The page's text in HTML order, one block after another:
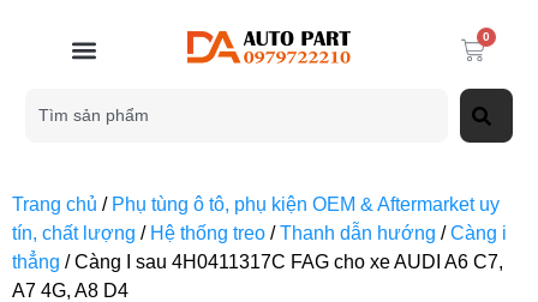
0
Trang chủ / Phụ tùng ô tô, phụ kiện OEM & Aftermarket uy
tín, chất lượng / Hệ thống treo /Thanh dẫn hướng /Càng i
thẳng / Càng I sau 4H0411317C FAG cho xe AUDI A6 C7,
A7 4G, A8 D4